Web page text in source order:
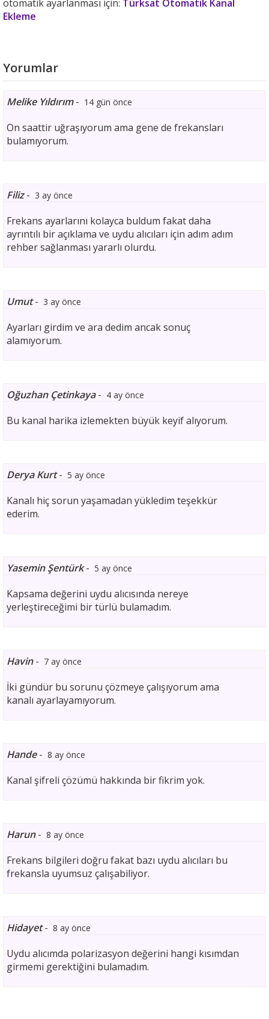
otomatik ayarlanması için: Türksat Otomatik Kanal
Ekleme
Yorumlar
Melike Yıldırım- 14 gün önce
On saattir uğraşıyorum ama gene de frekansları
bulamıyorum.
Filiz- 3 ay önce
Frekans ayarlarını kolayca buldum fakat daha
ayrıntılı bir açıklama ve uydu alıcıları için adım adım
rehber sağlanması yararlı olurdu.
Umut- 3 ay önce
Ayarları girdim ve ara dedim ancak sonuç
alamıyorum.
Oğuzhan Çetinkaya- 4 ay önce
Bu kanal harika izlemekten büyük keyif alıyorum.
Derya Kurt- 5 ay önce
Kanalı hiç sorun yaşamadan yükledim teşekkür
ederim.
Yasemin Şentürk- 5 ay önce
Kapsama değerini uydu alıcısında nereye
yerleştireceğimi bir türlü bulamadım.
Havin- 7 ay önce
İki gündür bu sorunu çözmeye çalışıyorum ama
kanalı ayarlayamıyorum.
Hande- 8 ay önce
Kanal şifreli çözümü hakkında bir fikrim yok.
Harun- 8 ay önce
Frekans bilgileri doğru fakat bazı uydu alıcıları bu
frekansla uyumsuz çalışabiliyor.
Hidayet- 8 ay önce
Uydu alıcımda polarizasyon değerini hangi kısımdan
girmemi gerektiğini bulamadım.